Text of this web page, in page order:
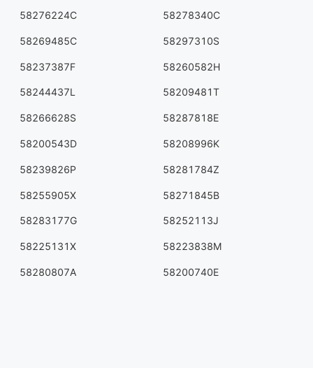
58276224C 58278340C
58269485C 58297310S
58237387F 58260582H
58244437L 58209481T
58266628S 58287818E
58200543D 58208996K
58239826P 58281784Z
58255905X 58271845B
58283177G 58252113J
58225131X 58223838M
58280807A 58200740E